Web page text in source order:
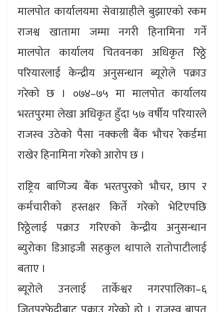
मालपोत कार्यालयमा सेवाग्राहीले बुझाएको रकम
राजश्व खातामा जम्मा नगरी हिनामिना गर्ने
मालपोत कार्यालय चितवनका अधिकृत रिठ्ठे
परियारलाई केन्द्रीय अनुसन्धान ब्यूरोले पक्राउ
गरेको छ । ०७४–७५ मा मालपोत कार्यालय
भरतपुरमा लेखा अधिकृत हुँदा ५७ वर्षीय परियारले
राजस्व उठेको पैसा नक्कली बैंक भौचर रेकर्डमा
राखेर हिनामिना गरेको आरोप छ ।
राष्ट्रिय बाणिज्य बैंक भरतपुरको भौचर, छाप र
कर्मचारीको हस्तक्षर किर्ते गरेको भेटिएपछि
रिठ्ठेलाई पक्राउ गरिएको केन्द्रीय अनुसन्धान
ब्युरोका डिआइजी सहकुल थापाले रातोपाटीलाई
बताए ।
ब्यूरोले उनलाई तार्केश्वर नगरपालिका–६